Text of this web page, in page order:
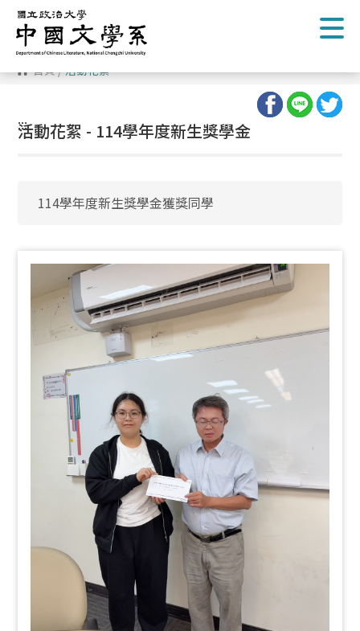
跳
到
主
要
內
容 首頁/活動花絮
:::
活動花絮 - 114學年度新生獎學金
114學年度新生獎學金獲獎同學